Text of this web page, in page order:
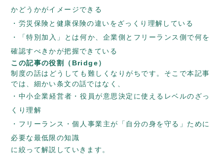
かどうかがイメージできる
労災保険と健康保険の違いをざっくり理解している
「特別加入」とは何か、企業側とフリーランス側で何を
確認すべきかが把握できている
この記事の役割（Bridge）
制度の話はどうしても難しくなりがちです。そこで本記事
では、細かい条文の話ではなく、
中小企業経営者・役員が意思決定に使えるレベルのざっ
くり理解
フリーランス・個人事業主が「自分の身を守る」ために
必要な最低限の知識
に絞って解説していきます。